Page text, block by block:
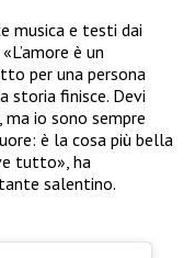
musica e testi dai
è un
per una persona
storia finisce. Devi
io sono sempre
è la cosa più bella
tutto», ha
salentino.